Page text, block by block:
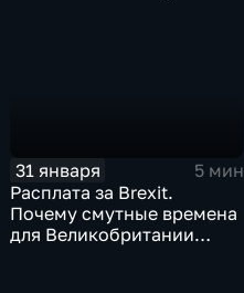
31 января
5 мин
Расплата за Brexit.
Почему смутные времена
для Великобритании